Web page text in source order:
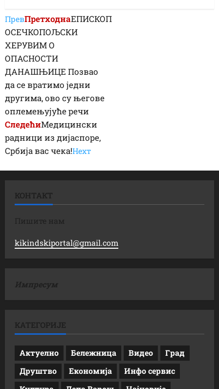
ПревПретходнаЕПИСКОП
ОСЕЧКОПОЉСКИ
ХЕРУВИМ О
ОПАСНОСТИ
ДАНАШЊИЦЕ Позвао
да се вратимо једни
другима, ово су његове
оплемењујуће речи
СледећиМедицински
радници из дијаспоре,
Србија вас чека!Неxт
КОНТАКТ
Пишите нам
kikindskiportal@gmail.com
Импресум
КАТЕГОРИЈЕ
Актуелно Бележница Видео
Град
Друштво
Економија
Инфо сервис